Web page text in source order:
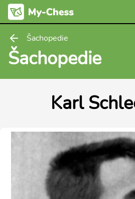
Šachopedie
Šachopedie
Karl